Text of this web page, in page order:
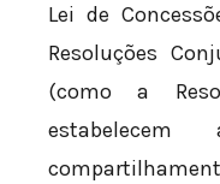
Lei de
Resoluções
(como a